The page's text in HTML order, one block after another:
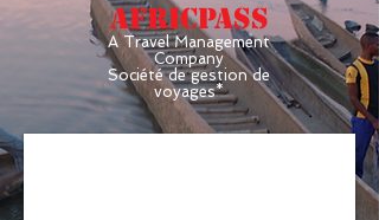
AFRICPASS
A Travel Management
Company
Société de gestion de
voyages*